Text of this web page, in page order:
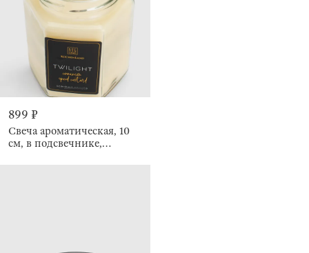
899 ₽
Свеча ароматическая, 10
см, в подсвечнике,